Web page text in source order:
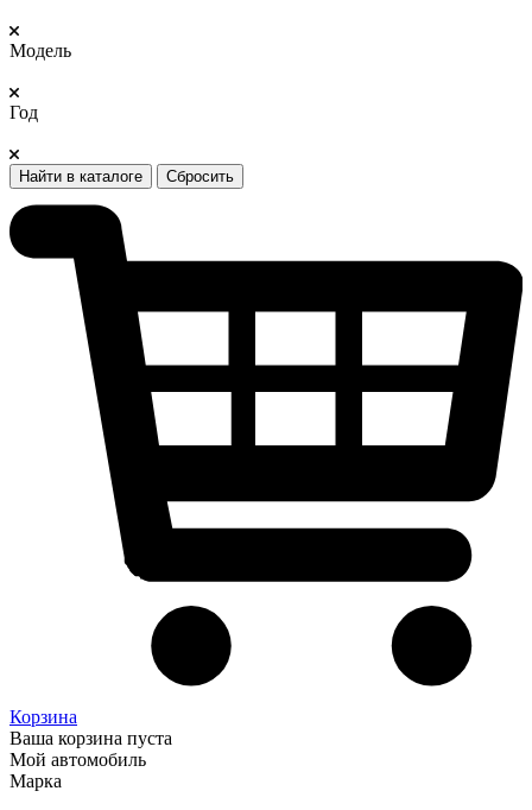
Модель
Год
Найти в каталоге Сбросить
Корзина
Ваша корзина пуста
Мой автомобиль
Марка